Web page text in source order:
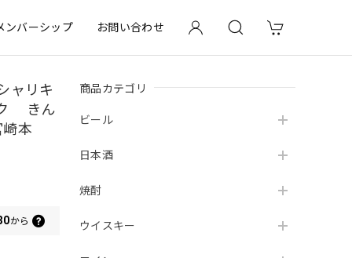
ンバーシップ お問い合わせ
商品カテゴリ
ビール
日本酒
焼酎
ウイスキー
ャリキ
きん
本
から